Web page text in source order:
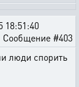
18:51:40
Сообщение #403
люди спорить